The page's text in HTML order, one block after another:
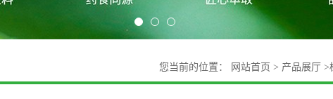
您当前的位置： 网站首页 > 产品展厅 >